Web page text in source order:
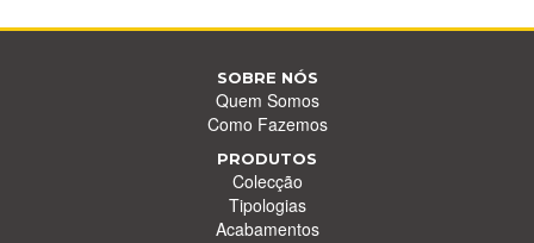
SOBRE NÓS
Quem Somos
Como Fazemos
PRODUTOS
Colecção
Tipologias
Acabamentos